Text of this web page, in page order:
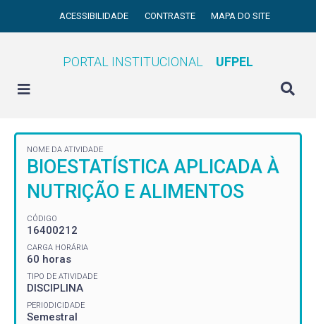
ACESSIBILIDADE CONTRASTE MAPA DO SITE
PORTAL INSTITUCIONAL UFPEL
NOME DA ATIVIDADE
BIOESTATÍSTICA APLICADA À
NUTRIÇÃO E ALIMENTOS
CÓDIGO
16400212
CARGA HORÁRIA
60 horas
TIPO DE ATIVIDADE
DISCIPLINA
PERIODICIDADE
Semestral